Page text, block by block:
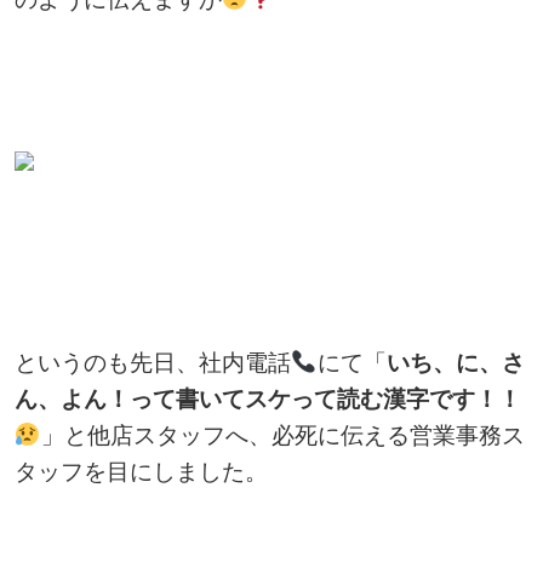
というのも先日、社内電話 にて「 いち、に、さ
ん、よん！って書いてスケって読む漢字です！！
」と他店スタッフへ、必死に伝える営業事務ス
タッフを目にしました。